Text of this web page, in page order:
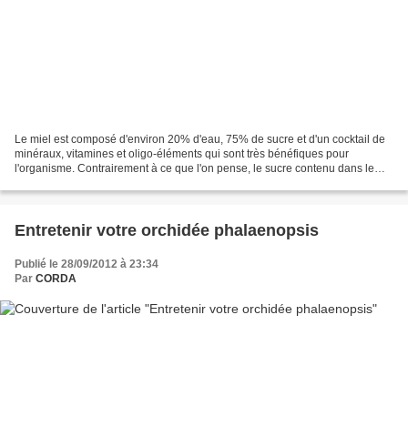
Le miel est composé d'environ 20% d'eau, 75% de sucre et d'un cocktail de
minéraux, vitamines et oligo-éléments qui sont très bénéfiques pour
l'organisme. Contrairement à ce que l'on pense, le sucre contenu dans le
Entretenir votre orchidée phalaenopsis
Publié le 28/09/2012 à 23:34
Par CORDA